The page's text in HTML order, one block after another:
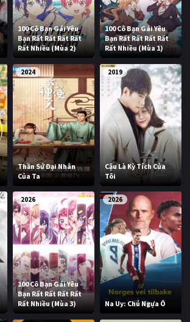
100 Cô Bạn Gái Yêu
Bạn Rất Rất Rất Rất
Rất Nhiều (Mùa 2)
100 Cô Bạn Gái Yêu
Bạn Rất Rất Rất Rất
Rất Nhiều (Mùa 1)
2024
Thần Sứ Đại Nhân
Của Ta
2019
Cậu Là Kỳ Tích Của
Tôi
2026
100 Cô Bạn Gái Yêu
Bạn Rất Rất Rất Rất
Rất Nhiều (Mùa 3)
2026
Na Uy: Chú Ngựa Ô